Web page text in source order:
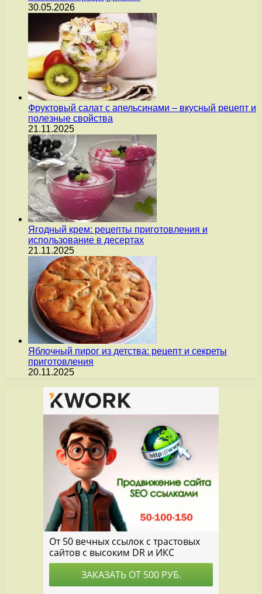
30.05.2026
Фруктовый салат с апельсинами – вкусный рецепт и
полезные свойства
21.11.2025
Ягодный крем: рецепты приготовления и
использование в десертах
21.11.2025
Яблочный пирог из детства: рецепт и секреты
приготовления
20.11.2025